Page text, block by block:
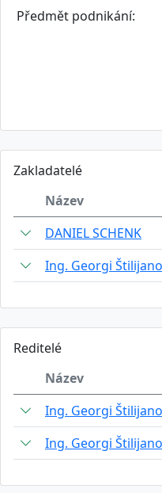
Předmět podnikání:
Zakladatelé
Název
DANIEL SCHENK
Ing. Georgi
Reditelé
Název
Ing. Georgi
Ing. Georgi